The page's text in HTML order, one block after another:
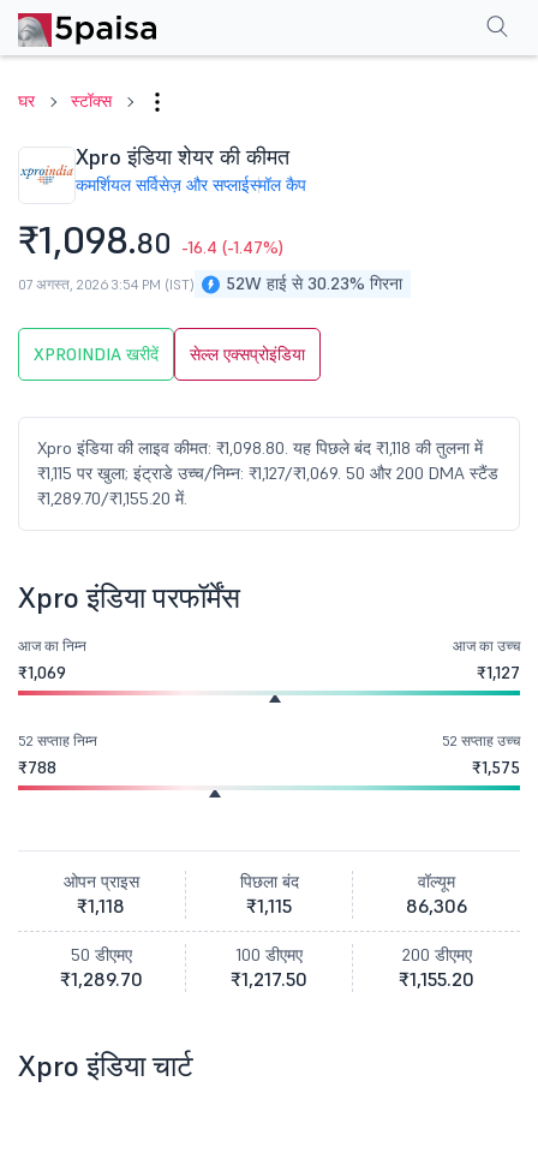
घर स्टॉक्स
Xpro इंडिया शेयर की कीमत
कमर्शियल सर्विसेज़ और सप्लाईस्मॉल कैप
₹1,098.80 -16.4 (-1.47%)
52W हाई से 30.23% गिरना
07 अगस्त, 2026 3:54 PM (IST)
XPROINDIA खरीदें सेल्ल एक्सप्रोइंडिया
Xpro इंडिया की लाइव कीमत: ₹1,098.80. यह पिछले बंद ₹1,118 की तुलना में
₹1,115 पर खुला; इंट्राडे उच्च/निम्न: ₹1,127/₹1,069. 50 और 200 DMA स्टैंड
₹1,289.70/₹1,155.20 में.
परफॉर्मेंसफाइनेंशियल्स सामान्य प्रश्न
Xpro इंडिया परफॉर्मेंस
आज का निम्न
₹1,069
आज का उच्च
₹1,127
52 सप्ताह निम्न
₹788
52 सप्ताह उच्च
₹1,575
ओपन प्राइस
₹1,118
पिछला बंद
₹1,115
वॉल्यूम
86,306
50 डीएमए
₹1,289.70
100 डीएमए
₹1,217.50
200 डीएमए
₹1,155.20
Xpro इंडिया चार्ट